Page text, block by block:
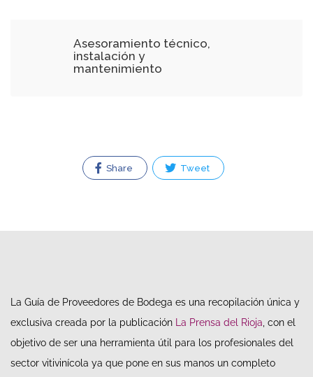
Asesoramiento técnico,
instalación y
mantenimiento
Share Tweet
La Guía de Proveedores de Bodega es una recopilación única y
exclusiva creada por la publicación La Prensa del Rioja , con el
objetivo de ser una herramienta útil para los profesionales del
sector vitivinícola ya que pone en sus manos un completo